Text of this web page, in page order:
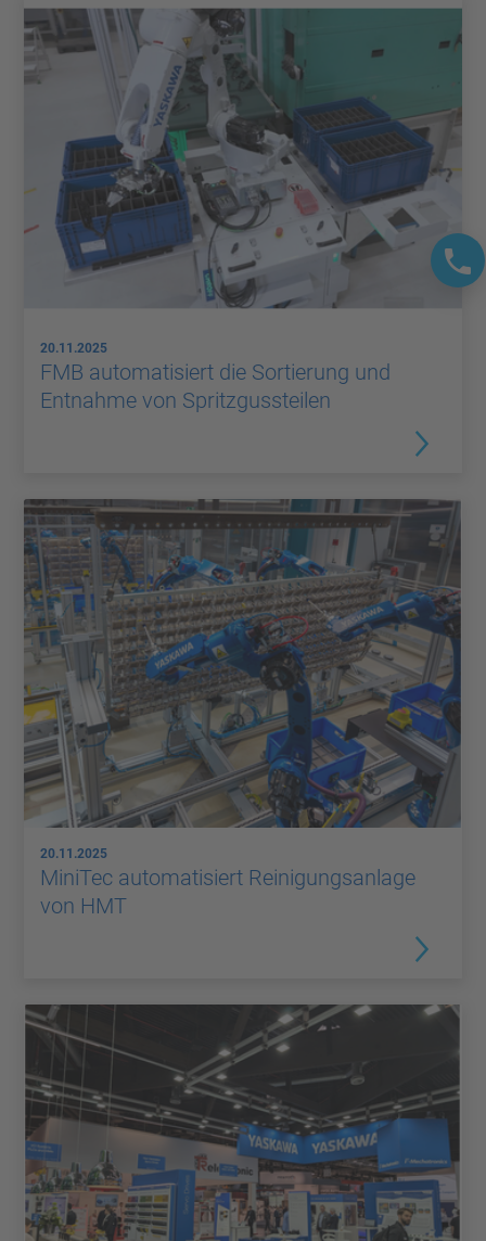
20.11.2025
FMB automatisiert die Sortierung und
Entnahme von Spritzgussteilen
20.11.2025
MiniTec automatisiert Reinigungsanlage
von HMT